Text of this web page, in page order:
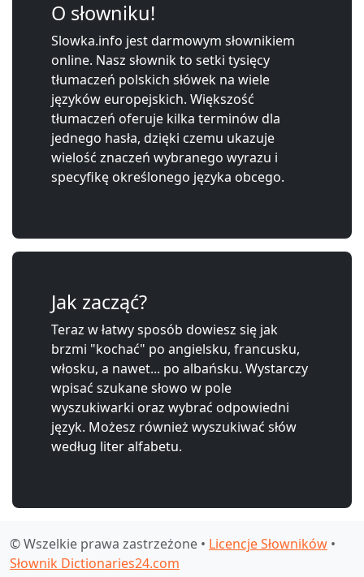
O słowniku!
Slowka.info jest darmowym słownikiem
online. Nasz słownik to setki tysięcy
tłumaczeń polskich słówek na wiele
języków europejskich. Większość
tłumaczeń oferuje kilka terminów dla
jednego hasła, dzięki czemu ukazuje
wielość znaczeń wybranego wyrazu i
specyfikę określonego języka obcego.
Jak zacząć?
Teraz w łatwy sposób dowiesz się jak
brzmi "kochać" po angielsku, francusku,
włosku, a nawet... po albańsku. Wystarczy
wpisać szukane słowo w pole
wyszukiwarki oraz wybrać odpowiedni
język. Możesz również wyszukiwać słów
według liter alfabetu.
© Wszelkie prawa zastrzeżone • Licencje Słowników •
Słownik Dictionaries24.com